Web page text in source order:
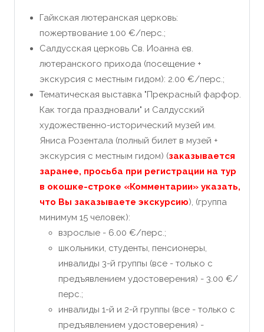
Гайкская лютеранская церковь:
пожертвование 1.00 €/перс.;
Салдусская церковь Св. Иоанна ев.
лютеранского прихода (посещение +
экскурсия с местным гидом): 2.00 €/перс.;
Тематическая выставка "Прекрасный фарфор.
Как тогда праздновали" и Салдусский
художественно-исторический музей им.
Яниса Розентала (полный билет в музей +
экскурсия с местным гидом) (заказывается
заранее, просьба при регистрации на тур
в окошке-строке «Комментарии» указать,
что Вы заказываете экскурсию), (группа
минимум 15 человек):
взрослые - 6.00 €/перс.;
школьники, студенты, пенсионеры,
инвалиды 3-й группы (все - только с
предъявлением удостоверения) - 3.00 €/
перс.;
инвалиды 1-й и 2-й группы (все - только с
предъявлением удостоверения) -